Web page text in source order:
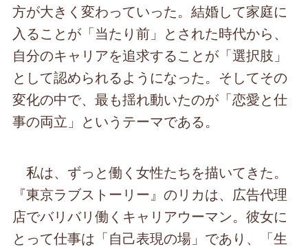
方が大きく変わっていった。結婚して家庭に
入ることが「当たり前」とされた時代から、
自分のキャリアを追求することが「選択肢」
として認められるようになった。そしてその
変化の中で、最も揺れ動いたのが「恋愛と仕
事の両立」というテーマである。
私は、ずっと働く女性たちを描いてきた。
『東京ラブストーリー』のリカは、広告代理
店でバリバリ働くキャリアウーマン。彼女に
とって仕事は「自己表現の場」であり、「生